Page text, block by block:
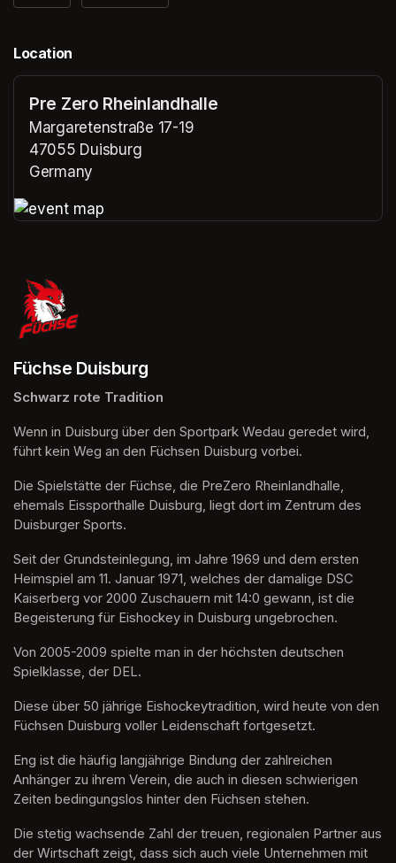
Location
Pre Zero Rheinlandhalle
Margaretenstraße 17-19
47055 Duisburg
Germany
Füchse Duisburg
Schwarz rote Tradition
Wenn in Duisburg über den Sportpark Wedau geredet wird,
führt kein Weg an den Füchsen Duisburg vorbei.
Die Spielstätte der Füchse, die PreZero Rheinlandhalle,
ehemals Eissporthalle Duisburg, liegt dort im Zentrum des
Duisburger Sports.
Seit der Grundsteinlegung, im Jahre 1969 und dem ersten
Heimspiel am 11. Januar 1971, welches der damalige DSC
Kaiserberg vor 2000 Zuschauern mit 14:0 gewann, ist die
Begeisterung für Eishockey in Duisburg ungebrochen.
Von 2005-2009 spielte man in der höchsten deutschen
Spielklasse, der DEL.
Diese über 50 jährige Eishockeytradition, wird heute von den
Füchsen Duisburg voller Leidenschaft fortgesetzt.
Eng ist die häufig langjährige Bindung der zahlreichen
Anhänger zu ihrem Verein, die auch in diesen schwierigen
Zeiten bedingungslos hinter den Füchsen stehen.
Die stetig wachsende Zahl der treuen, regionalen Partner aus
der Wirtschaft zeigt, dass sich auch viele Unternehmen mit